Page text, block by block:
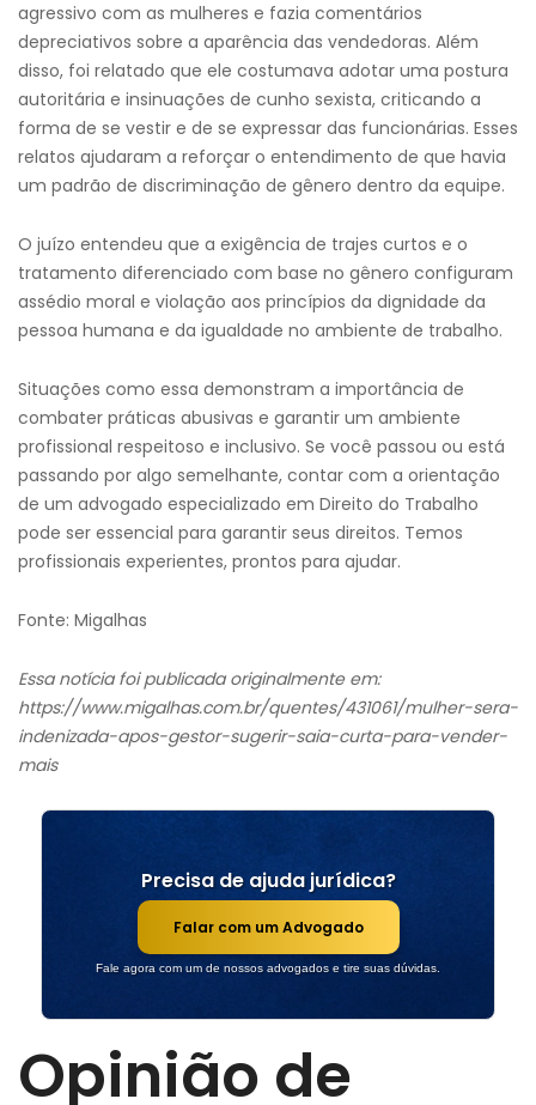
agressivo com as mulheres e fazia comentários
depreciativos sobre a aparência das vendedoras. Além
disso, foi relatado que ele costumava adotar uma postura
autoritária e insinuações de cunho sexista, criticando a
forma de se vestir e de se expressar das funcionárias. Esses
relatos ajudaram a reforçar o entendimento de que havia
um padrão de discriminação de gênero dentro da equipe.
O juízo entendeu que a exigência de trajes curtos e o
tratamento diferenciado com base no gênero configuram
assédio moral e violação aos princípios da dignidade da
pessoa humana e da igualdade no ambiente de trabalho.
Situações como essa demonstram a importância de
combater práticas abusivas e garantir um ambiente
profissional respeitoso e inclusivo. Se você passou ou está
passando por algo semelhante, contar com a orientação
de um advogado especializado em Direito do Trabalho
pode ser essencial para garantir seus direitos. Temos
profissionais experientes, prontos para ajudar.
Fonte: Migalhas
Essa notícia foi publicada originalmente em:
https://www.migalhas.com.br/quentes/431061/mulher-sera-
indenizada-apos-gestor-sugerir-saia-curta-para-vender-
mais
Precisa de ajuda jurídica?
Falar com um Advogado
Fale agora com um de nossos advogados e tire suas dúvidas.
Opinião de